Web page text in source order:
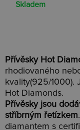
Skladem
Přívěsky Hot
rhodiovaného
kvality(925/1000).
Hot Diamonds.
Přívěsky jsou
stříbrným řetízkem
diamantem s